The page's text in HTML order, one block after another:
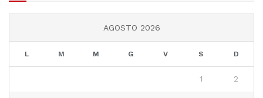
AGOSTO 2026
L M M G V S D
1 2